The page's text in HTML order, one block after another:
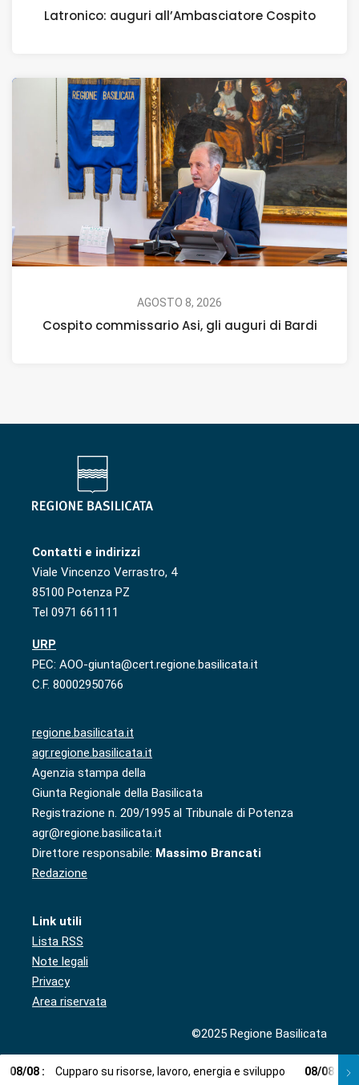
Latronico: auguri all’Ambasciatore Cospito
AGOSTO 8, 2026
Cospito commissario Asi, gli auguri di Bardi
Contatti e indirizzi
Viale Vincenzo Verrastro, 4
85100 Potenza PZ
Tel 0971 661111
URP
PEC: AOO-giunta@cert.regione.basilicata.it
C.F. 80002950766
regione.basilicata.it
agr.regione.basilicata.it
Agenzia stampa della
Giunta Regionale della Basilicata
Registrazione n. 209/1995 al Tribunale di Potenza
agr@regione.basilicata.it
Direttore responsabile: Massimo Brancati
Redazione
Link utili
Lista RSS
Note legali
Privacy
Area riservata
©2025 Regione Basilicata
08/08 : Cupparo su risorse, lavoro, energia e sviluppo 08/08